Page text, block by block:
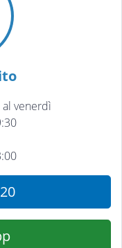
venerdì